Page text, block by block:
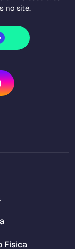
no site.
Física